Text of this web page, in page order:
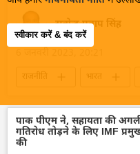
स्वीकार करें & बंद करें
सत्येन्द्र प्रताप सिंह
राजनीति भारत
पाक पीएम ने, सहायता की
गतिरोध तोड़ने के लिए IMF
की